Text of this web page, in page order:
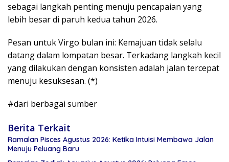
sebagai langkah penting menuju pencapaian yang
lebih besar di paruh kedua tahun 2026.
Pesan untuk Virgo bulan ini: Kemajuan tidak selalu
datang dalam lompatan besar. Terkadang langkah kecil
yang dilakukan dengan konsisten adalah jalan tercepat
menuju kesuksesan. (*)
#dari berbagai sumber
Berita Terkait
Ramalan Pisces Agustus 2026: Ketika Intuisi Membawa Jalan
Menuju Peluang Baru